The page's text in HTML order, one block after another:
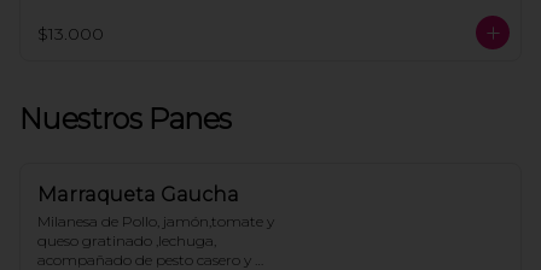
$13.000
Nuestros Panes
Marraqueta Gaucha
Milanesa de Pollo, jamón,tomate y
queso gratinado ,lechuga,
acompañado de pesto casero y